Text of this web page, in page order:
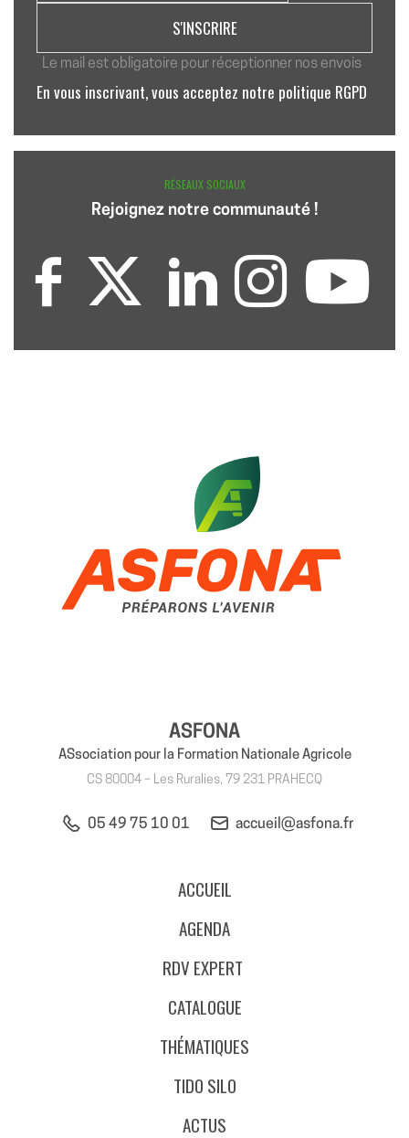
Le mail est obligatoire pour réceptionner nos envois
En vous inscrivant, vous acceptez notre politique RGPD
RÉSEAUX SOCIAUX
Rejoignez notre communauté !
ASFONA
ASsociation pour la Formation Nationale Agricole
CS 80004 – Les Ruralies, 79 231 PRAHECQ
05 49 75 10 01 accueil@asfona.fr
ACCUEIL
AGENDA
RDV EXPERT
CATALOGUE
THÉMATIQUES
TIDO SILO
ACTUS